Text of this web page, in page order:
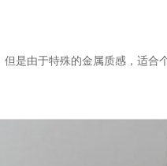
是由于特殊的金属质感，适合